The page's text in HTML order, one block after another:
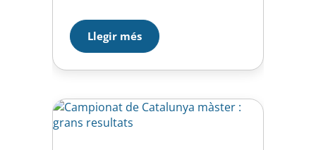
nostra pròpia piscina i de 2020 a
Sabadell, el torn és ara per a un
dels clubs emergents de la
natació catalana, el Club
Llegir més